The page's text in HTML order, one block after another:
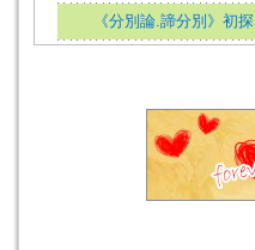
《分別論.諦分別》初探